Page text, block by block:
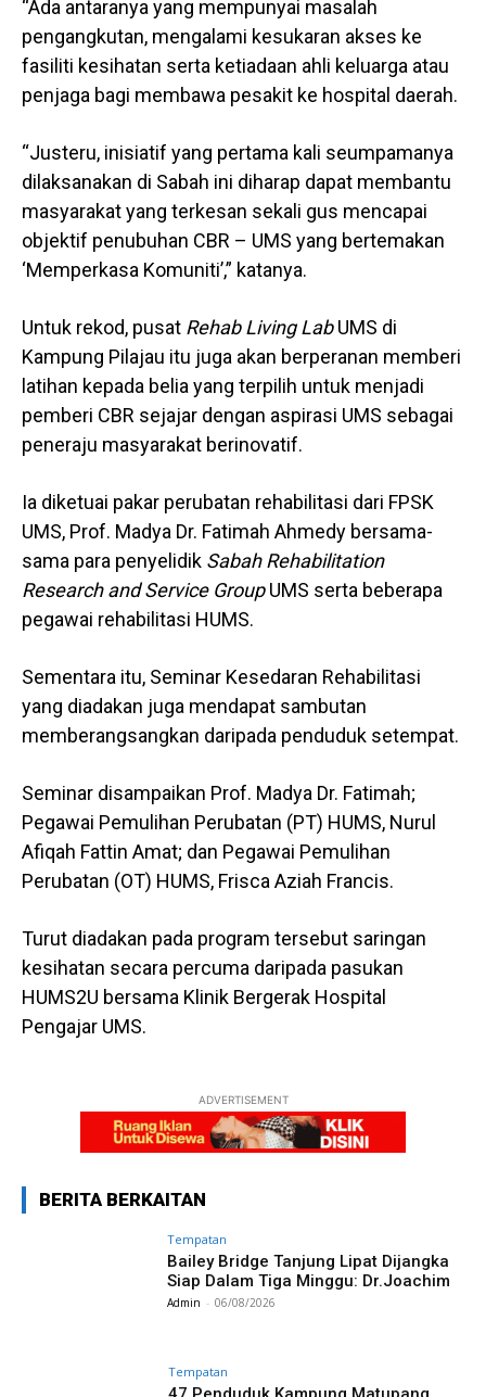
“Ada antaranya yang mempunyai masalah
pengangkutan, mengalami kesukaran akses ke
fasiliti kesihatan serta ketiadaan ahli keluarga atau
penjaga bagi membawa pesakit ke hospital daerah.
“Justeru, inisiatif yang pertama kali seumpamanya
dilaksanakan di Sabah ini diharap dapat membantu
masyarakat yang terkesan sekali gus mencapai
objektif penubuhan CBR – UMS yang bertemakan
‘Memperkasa Komuniti’,” katanya.
Untuk rekod, pusat Rehab Living LabUMS di
Kampung Pilajau itu juga akan berperanan memberi
latihan kepada belia yang terpilih untuk menjadi
pemberi CBR sejajar dengan aspirasi UMS sebagai
peneraju masyarakat berinovatif.
Ia diketuai pakar perubatan rehabilitasi dari FPSK
UMS, Prof. Madya Dr. Fatimah Ahmedy bersama-
sama para penyelidik Sabah Rehabilitation
Research and Service GroupUMS serta beberapa
pegawai rehabilitasi HUMS.
Sementara itu, Seminar Kesedaran Rehabilitasi
yang diadakan juga mendapat sambutan
memberangsangkan daripada penduduk setempat.
Seminar disampaikan Prof. Madya Dr. Fatimah;
Pegawai Pemulihan Perubatan (PT) HUMS, Nurul
Afiqah Fattin Amat; dan Pegawai Pemulihan
Perubatan (OT) HUMS, Frisca Aziah Francis.
Turut diadakan pada program tersebut saringan
kesihatan secara percuma daripada pasukan
HUMS2U bersama Klinik Bergerak Hospital
Pengajar UMS.
ADVERTISEMENT
BERITA BERKAITAN
Tempatan
Bailey Bridge Tanjung Lipat Dijangka
Siap Dalam Tiga Minggu: Dr.Joachim
Admin - 06/08/2026
Tempatan